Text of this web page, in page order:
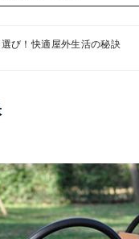
び！快適屋外生活の秘訣